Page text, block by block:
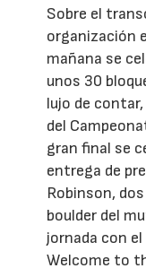
Sobre el
organización
mañana se
unos 30
lujo de
del
gran final se
entrega de
Robinson,
boulder del
jornada con
Welcome to